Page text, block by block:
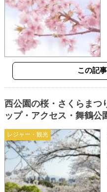
この記
レジャー・観光
西公園の桜・さくらまつ
ップ・アクセス・舞鶴公